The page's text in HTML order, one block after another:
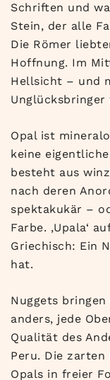
Schriften und
Stein, der alle
Die Römer
Hoffnung. Im
Hellsicht – und
Opal ist
keine
besteht aus
nach deren
spektakukär –
Farbe. ‚Upala‘
Griechisch: Ein
hat.
Nuggets
anders, jede
Qualität des
Peru. Die zarten
Opals in freier